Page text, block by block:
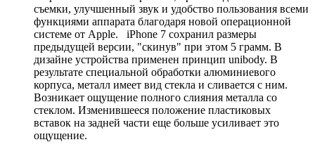
съемки, улучшенный звук и удобство пользования всеми
функциями аппарата благодаря новой операционной
системе от Apple. iPhone 7 сохранил размеры
предыдущей версии, "скинув" при этом 5 грамм. В
дизайне устройства применен принцип unibody. В
результате специальной обработки алюминиевого
корпуса, металл имеет вид стекла и сливается с ним.
Возникает ощущение полного слияния металла со
стеклом. Изменившееся положение пластиковых
вставок на задней части еще больше усиливает это
ощущение.